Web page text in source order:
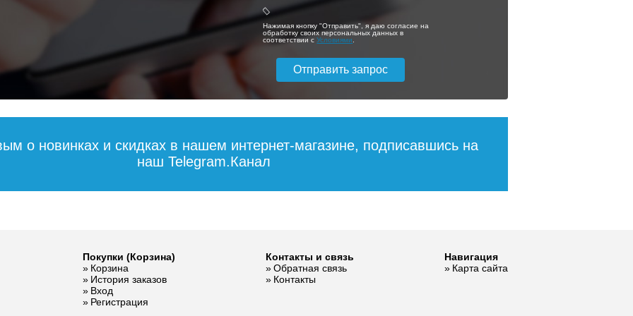
капучино 1 ящик
50 260
Подробнее
Taliente Olejio 90
левая
Taliente Olejio 90
правая
Misty Софт 90
Нажимая кнопку "Отправить", я даю согласие на
обработку своих персональных данных в
соответствии сУсловиями
о новинках и скидках в нашем интернет-магазине, подписавшись на
наш Telegram.Канал
Покупки (Корзина)
Корзина
История заказов
Вход
Регистрация
Контакты и связь
Обратная связь
Контакты
Навигация
Карта сайта